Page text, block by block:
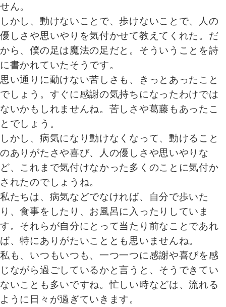
せん。
しかし、動けないことで、歩けないことで、人の
優しさや思いやりを気付かせて教えてくれた。だ
から、僕の足は魔法の足だと。そういうことを詩
に書かれていたそうです。
思い通りに動けない苦しさも、きっとあったこと
でしょう。すぐに感謝の気持ちになったわけでは
ないかもしれませんね。苦しさや葛藤もあったこ
とでしょう。
しかし、病気になり動けなくなって、動けること
のありがたさや喜び、人の優しさや思いやりな
ど、これまで気付けなかった多くのことに気付か
されたのでしょうね。
私たちは、病気などでなければ、自分で歩いた
り、食事をしたり、お風呂に入ったりしていま
す。それらが自分にとって当たり前なことであれ
ば、特にありがたいこととも思いませんね。
私も、いつもいつも、一つ一つに感謝や喜びを感
じながら過ごしているかと言うと、そうできてい
ないことも多いですね。忙しい時などは、流れる
ように日々が過ぎていきます。